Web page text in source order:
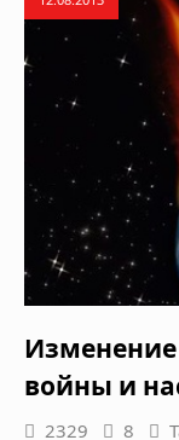
войны и
2329 8